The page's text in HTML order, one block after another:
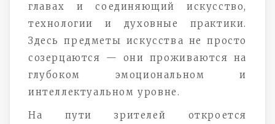
главах и соединяющий искусство,
технологии и духовные практики.
Здесь предметы искусства не просто
созерцаются — они проживаются на
глубоком эмоциональном и
интеллектуальном уровне.
На пути зрителей откроется